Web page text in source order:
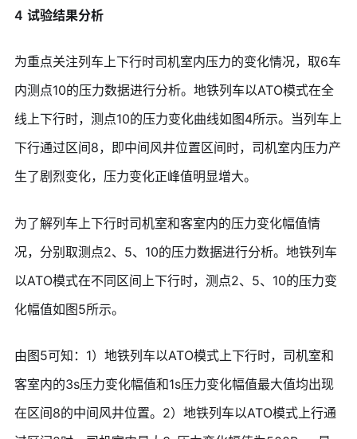
4 试验结果分析
为重点关注列车上下行时司机室内压力的变化情况，取6车
内测点10的压力数据进行分析。地铁列车以ATO模式在全
线上下行时，测点10的压力变化曲线如图4所示。当列车上
下行通过区间8，即中间风井位置区间时，司机室内压力产
生了剧烈变化，压力变化正峰值明显增大。
为了解列车上下行时司机室和客室内的压力变化幅值情
况，分别取测点2、5、10的压力数据进行分析。地铁列车
以ATO模式在不同区间上下行时，测点2、5、10的压力变
化幅值如图5所示。
由图5可知：1）地铁列车以ATO模式上下行时，司机室和
客室内的3s压力变化幅值和1s压力变化幅值最大值均出现
在区间8的中间风井位置。2）地铁列车以ATO模式上行通